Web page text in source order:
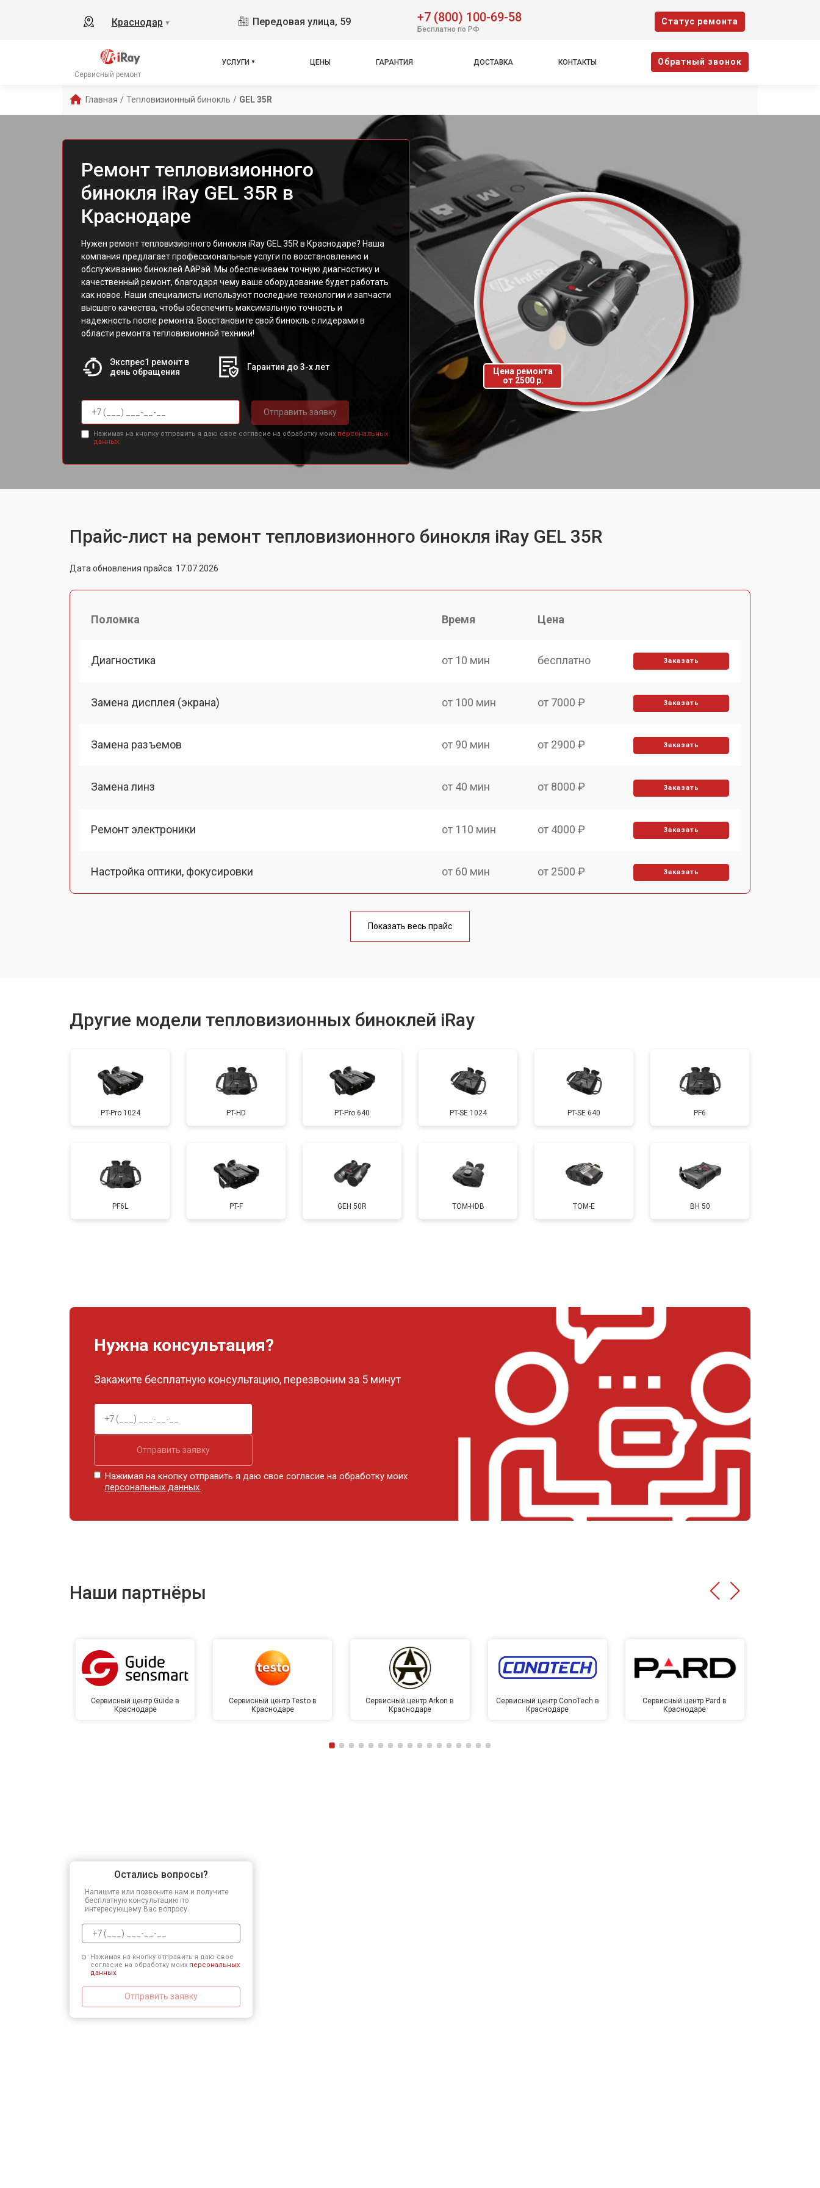
Краснодар ▼ Передовая улица, 59 +7 (800) 100-69-58
Бесплатно по РФ
Cтатус ремонта
Сервисный ремонт
УСЛУГИ ЦЕНЫ ГАРАНТИЯ ДОСТАВКА КОНТАКТЫ Oбратный звонок
Главная / Тепловизионный бинокль / GEL 35R
Ремонт тепловизионного
бинокля iRay GEL 35R в
Краснодаре
Нужен ремонт тепловизионного бинокля iRay GEL 35R в Краснодаре? Наша
компания предлагает профессиональные услуги по восстановлению и
обслуживанию биноклей АйРэй. Мы обеспечиваем точную диагностику и
качественный ремонт, благодаря чему ваше оборудование будет работать
как новое. Наши специалисты используют последние технологии и запчасти
высшего качества, чтобы обеспечить максимальную точность и
надежность после ремонта. Восстановите свой бинокль с лидерами в
области ремонта тепловизионной техники!
Экспрес1 ремонт в
день обращения
Гарантия до 3-х лет
Отправить заявку
Нажимая на кнопку отправить я даю свое согласие на обработку моих персональных
данных.
Цена ремонта
от 2500 р.
Прайс-лист на ремонт тепловизионного бинокля iRay GEL 35R
Дата обновления прайса: 17.07.2026
Поломка Время Цена
Диагностика от 10 мин бесплатно Заказать
Замена дисплея (экрана) от 100 мин от 7000 ₽ Заказать
Замена разъемов от 90 мин от 2900 ₽ Заказать
Замена линз от 40 мин от 8000 ₽ Заказать
Ремонт электроники от 110 мин от 4000 ₽ Заказать
Настройка оптики, фокусировки от 60 мин от 2500 ₽ Заказать
от 80 мин
Показать весь прайс
Другие модели тепловизионных биноклей iRay
PT-Pro 1024 PT-HD PT-Pro 640 PT-SE 1024 PT-SE 640 PF6
PF6L PT-F GEH 50R TOM-HDB TOM-E BH 50
Нужна консультация?
Закажите бесплатную консультацию, перезвоним за 5 минут
Отправить заявку
Нажимая на кнопку отправить я даю свое согласие на обработку моих
персональных данных.
Наши партнёры
Сервисный центр Guide в
Краснодаре
Сервисный центр Testo в
Краснодаре
Сервисный центр Arkon в
Краснодаре
Сервисный центр ConoTech в
Краснодаре
Сервисный центр Pard в
Краснодаре
Остались вопросы?
Напишите или позвоните нам и получите
бесплатную консультацию по
интересующему Вас вопросу.
Нажимая на кнопку отправить я даю свое
согласие на обработку моих персональных
данных.
Отправить заявку